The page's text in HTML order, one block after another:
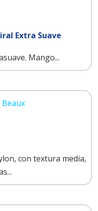
Extra Suave
Mango...
con textura media,